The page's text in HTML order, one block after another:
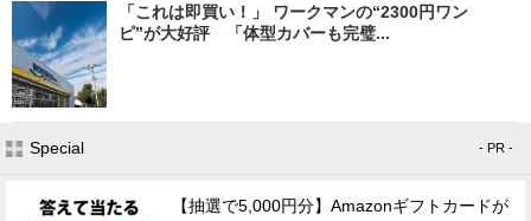
「これは即買い！」 ワークマンの“2300円ワン
ピ”が大好評 「体型カバーも完璧...
Special - PR -
【抽選で5,000円分】Amazonギフトカードが